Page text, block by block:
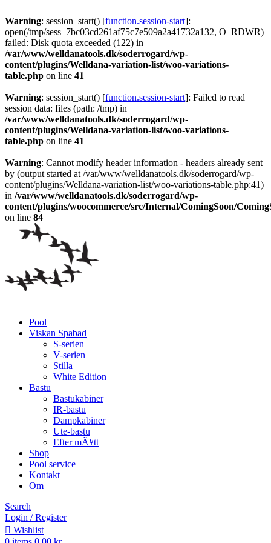
Warning: session_start() [function.session-start]:
open(/tmp/sess_7bc03cd261af75c7e509a2a41732a132, O_RDWR)
failed: Disk quota exceeded (122) in
/var/www/welldanatools.dk/soderrogard/wp-
content/plugins/Welldana-variation-list/woo-variations-
table.php on line 41
Warning: session_start() [function.session-start]: Failed to read
session data: files (path: /tmp) in
/var/www/welldanatools.dk/soderrogard/wp-
content/plugins/Welldana-variation-list/woo-variations-
table.php on line 41
Warning: Cannot modify header information - headers already sent
by (output started at /var/www/welldanatools.dk/soderrogard/wp-
content/plugins/Welldana-variation-list/woo-variations-table.php:41)
in /var/www/welldanatools.dk/soderrogard/wp-
content/plugins/woocommerce/src/Internal/ComingSoon/
on line 84
Pool
Viskan Spabad
S-serien
V-serien
Stilla
White Edition
Bastu
Bastukabiner
IR-bastu
Dampkabiner
Ute-bastu
Efter mÃ¥tt
Shop
Pool service
Kontakt
Om
Search
Login / Register
Wishlist